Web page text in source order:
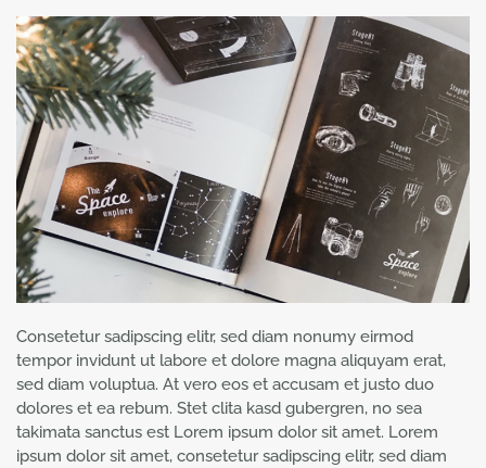
Consetetur sadipscing elitr, sed diam nonumy eirmod
tempor invidunt ut labore et dolore magna aliquyam erat,
sed diam voluptua. At vero eos et accusam et justo duo
dolores et ea rebum. Stet clita kasd gubergren, no sea
takimata sanctus est Lorem ipsum dolor sit amet. Lorem
ipsum dolor sit amet, consetetur sadipscing elitr, sed diam